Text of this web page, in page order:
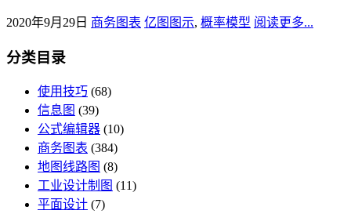
2020年9月29日 商务图表 亿图图示, 概率模型 阅读更多...
分类目录
使用技巧 (68)
信息图 (39)
公式编辑器 (10)
商务图表 (384)
地图线路图 (8)
工业设计制图 (11)
平面设计 (7)